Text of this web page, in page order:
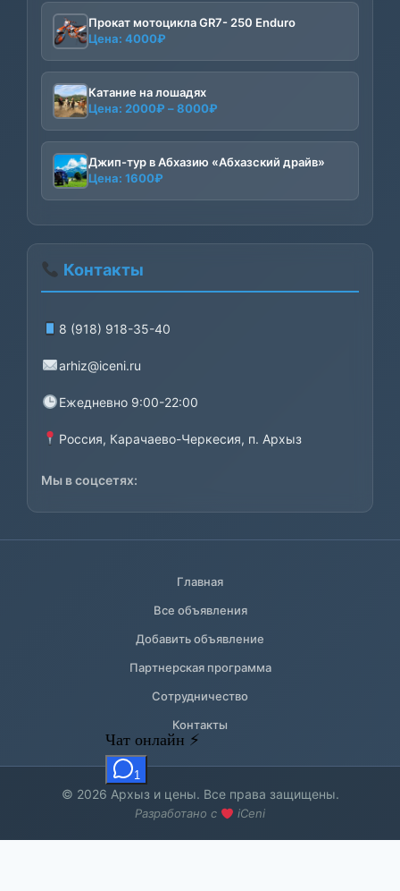
Прокат мотоцикла GR7- 250 Enduro
Цена: 4000₽
Катание на лошадях
Цена: 2000₽ –8000₽
2000₽
–
Джип-тур в Абхазию «Абхазский драйв»
Цена: 1600₽
Контакты
8 (918) 918-35-40
arhiz@iceni.ru
Ежедневно 9:00-22:00
Россия, Карачаево-Черкесия, п. Архыз
Мы в соцсетях:
Главная
Все объявления
Добавить объявление
Партнерская программа
Сотрудничество
Контакты
© 2026 Архыз и цены. Все права защищены.
Разработано с iCeni